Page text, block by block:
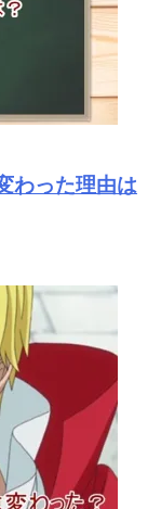
わった理由は